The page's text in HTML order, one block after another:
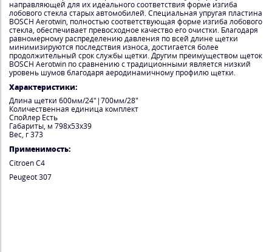
направляющей для их идеального соответствия форме изгиба
лобового стекла старых автомобилей. Специальная упругая пластина
BOSCH Aerotwin, полностью соответствующая форме изгиба лобового
стекла, обеспечивает превосходное качество его очистки. Благодаря
равномерному распределению давления по всей длине щетки
минимизируются последствия износа, достигается более
продолжительный срок службы щетки. Другим преимуществом щеток
BOSCH Aerotwin по сравнению с традиционными является низкий
уровень шумов благодаря аеродинамичному профилю щетки.
Характеристики:
Длина щетки 600мм/24"|700мм/28"
Количественная единица комплект
Спойлер Есть
Габариты, м 798x53x39
Вес, г 373
Применимость:
Citroen C4
Peugeot 307